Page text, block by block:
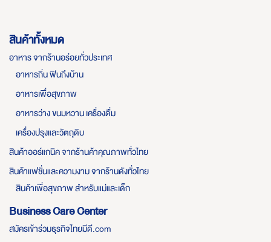
สินค้าทั้งหมด
อาหาร จากร้านอร่อยทั่วประเทศ
อาหารถิ่น ฟินถึงบ้าน
อาหารเพื่อสุขภาพ
อาหารว่าง ขนมหวาน เครื่องดื่ม
เครื่องปรุงและวัตถุดิบ
สินค้าออร์แกนิค จากร้านค้าคุณภาพทั่วไทย
สินค้าแฟชั่นและความงาม จากร้านดังทั่วไทย
สินค้าเพื่อสุขภาพ สำหรับแม่และเด็ก
Business Care Center
สมัครเข้าร่วมธุรกิจไทยมีดี.com